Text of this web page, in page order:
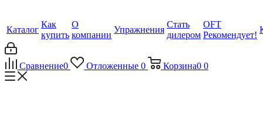
Каталог
Как
купить
О
компании
Упражнения
Стать
дилером
OFT
Рекомендует!
Сравнение0 Отложенные 0 Корзина0 0